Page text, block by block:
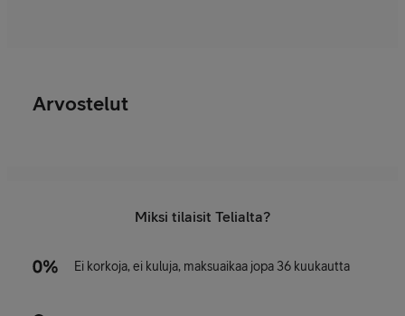
Arvostelut
Miksi tilaisit Telialta?
Ei korkoja, ei kuluja, maksuaikaa jopa 36 kuukautta